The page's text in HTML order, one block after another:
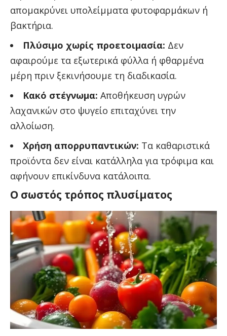
απομακρύνει υπολείμματα φυτοφαρμάκων ή
βακτήρια.
Πλύσιμο χωρίς προετοιμασία: Δεν
αφαιρούμε τα εξωτερικά φύλλα ή φθαρμένα
μέρη πριν ξεκινήσουμε τη διαδικασία.
Κακό στέγνωμα: Αποθήκευση υγρών
λαχανικών στο ψυγείο επιταχύνει την
αλλοίωση.
Χρήση απορρυπαντικών: Τα καθαριστικά
προϊόντα δεν είναι κατάλληλα για τρόφιμα και
αφήνουν επικίνδυνα κατάλοιπα.
Ο σωστός τρόπος πλυσίματος